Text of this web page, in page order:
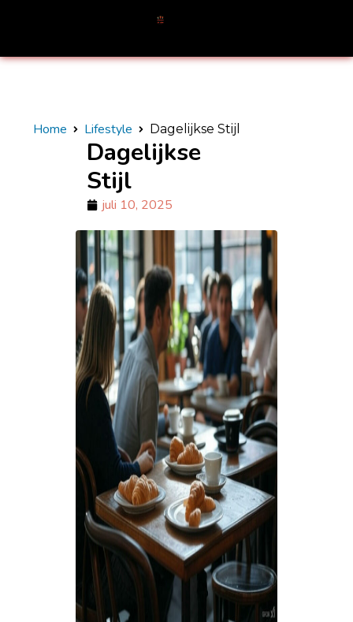
Home Lifestyle Dagelijkse Stijl
Dagelijkse
Stijl
juli 10, 2025